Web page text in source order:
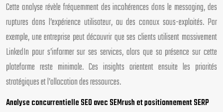
Cette analyse révèle fréquemment des incohérences dans le messaging, des
ruptures dans l’expérience utilisateur, ou des canaux sous-exploités. Par
exemple, une entreprise peut découvrir que ses clients utilisent massivement
LinkedIn pour s’informer sur ses services, alors que sa présence sur cette
plateforme reste minimale. Ces insights orientent ensuite les priorités
stratégiques et l’allocation des ressources.
Analyse concurrentielle SEO avec SEMrush et positionnement SERP